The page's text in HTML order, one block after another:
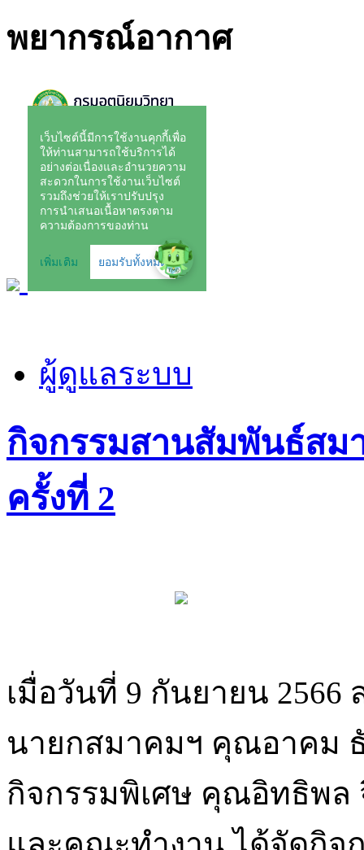
พยากรณ์อากาศ
ผู้ดูแลระบบ
กิจกรรมสานสัมพันธ์สม
ครั้งที่ 2
เมื่อวันที่ 9 กันยายน
นายกสมาคมฯ คุณอาคม
กิจกรรมพิเศษ คุณอิทธิพล